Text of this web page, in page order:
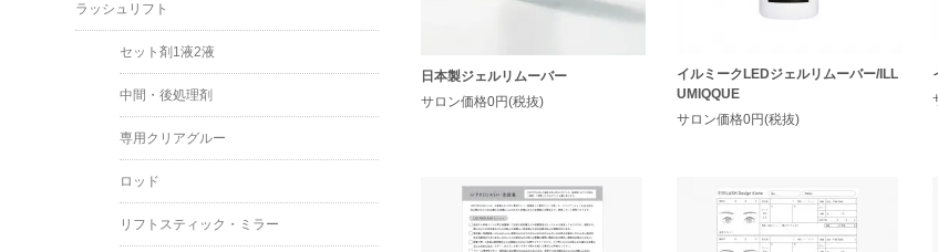
日本製ジェルリムーバー
サロン価格0円(税抜)
イルミークLEDジェルリムーバー/ILL
UMIQQUE
サロン価格0円(税抜)
ラッシュリフト
セット剤1液2液
中間・後処理剤
専用クリアグルー
ロッド
リフトスティック・ミラー